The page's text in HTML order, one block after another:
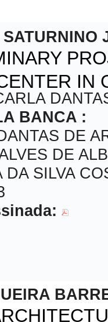
IN
BANCA :
DE
DE
SILVA